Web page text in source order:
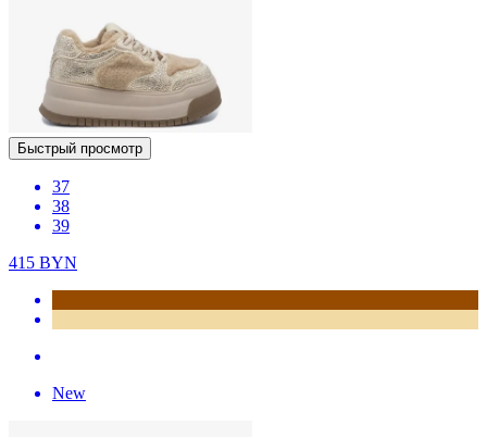
Быстрый просмотр
37
38
39
415 BYN
New